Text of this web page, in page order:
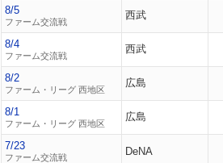
8/5
ファーム交流戦
西武
8/4
ファーム交流戦
西武
8/2
ファーム・リーグ 西地区
広島
8/1
ファーム・リーグ 西地区
広島
7/23
ファーム交流戦 DeNA